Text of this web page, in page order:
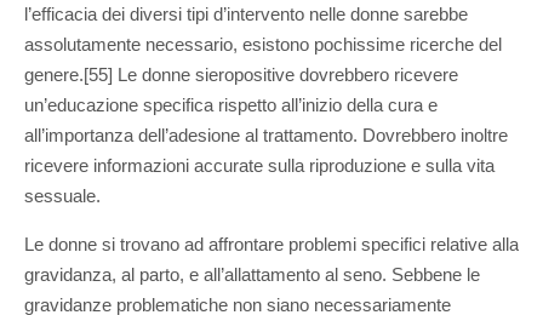
l’efficacia dei diversi tipi d’intervento nelle donne sarebbe
assolutamente necessario, esistono pochissime ricerche del
genere.[55] Le donne sieropositive dovrebbero ricevere
un’educazione specifica rispetto all’inizio della cura e
all’importanza dell’adesione al trattamento. Dovrebbero inoltre
ricevere informazioni accurate sulla riproduzione e sulla vita
sessuale.
Le donne si trovano ad affrontare problemi specifici relative alla
gravidanza, al parto, e all’allattamento al seno. Sebbene le
gravidanze problematiche non siano necessariamente